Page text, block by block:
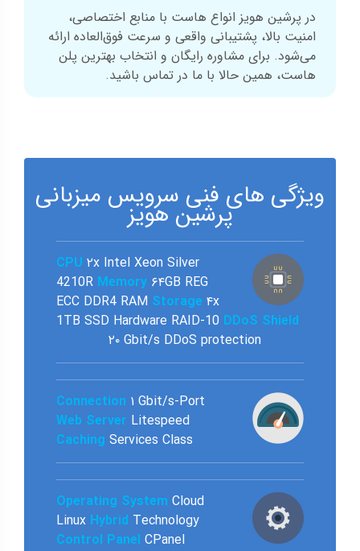
در پرشین هویز انواع هاست با منابع اختصاصی،
امنیت بالا، پشتیبانی واقعی و سرعت فوق‌العاده ارائه
می‌شود. برای مشاوره رایگان و انتخاب بهترین پلن
هاست، همین حالا با ما در تماس باشید.
ویژگی های فنی سرویس میزبانی
پرشین هویز
CPU ۲x Intel Xeon Silver
4210R Memory ۶۴GB REG
ECC DDR4 RAM Storage ۴x
1TB SSD Hardware RAID-10 DDoS Shield
۲۰ Gbit/s DDoS protection
۱ Gbit/s-Port
Web Server Litespeed
Caching Services Class
Operating System Cloud
Linux Hybrid Technology
Control Panel CPanel